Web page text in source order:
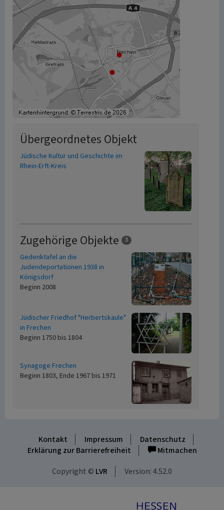
Übergeordnetes Objekt
Jüdische Kultur und Geschichte im
Rhein-Erft-Kreis
Zugehörige Objekte 3
Gedenktafel an die
Judendeportationen 1938 in
Königsdorf
Beginn 2008
Jüdischer Friedhof "Herbertskaule"
in Frechen
Beginn 1750 bis 1804
Synagoge Frechen
Beginn 1803, Ende 1967 bis 1971
Kontakt Impressum
Datenschutz
Erklärung zur Barrierefreiheit
Mitmachen
Copyright © LVR Version: 4.52.0